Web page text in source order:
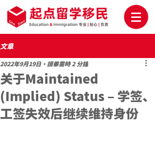
文章
关于Maintained
(Implied) Status – 学签、
工签失效后继续维持身份
2022年9月19日 讀畢需時 2 分鐘